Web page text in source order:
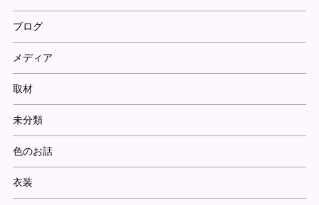
ブログ
メディア
取材
未分類
色のお話
衣装